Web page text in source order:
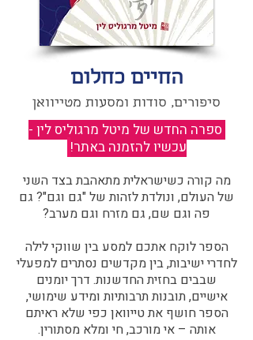
החיים כחלום
סיפורים, סודות ומסעות מטייוואן
ספרה החדש של מיטל מרגוליס לין -
עכשיו להזמנה באתר!
מה קורה כשישראלית מתאהבת בצד השני
של העולם, ונולדת לזהות של "גם וגם"? גם
פה וגם שם, גם מזרח וגם מערב?​​
הספר לוקח אתכם למסע בין שווקי לילה
לחדרי ישיבות, בין מקדשים נסתרים למפעלי
שבבים בחזית החדשנות. דרך יומנים
אישיים, תובנות תרבותיות ומידע שימושי,
הספר חושף את טייוואן כפי שלא ראיתם
אותה – אי מורכב, חי ומלא מסתורין.